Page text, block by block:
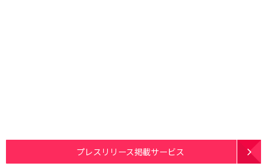
プレスリリース掲載サービス